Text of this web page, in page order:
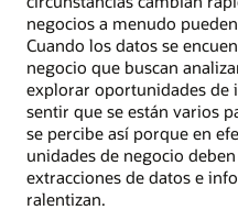
negocios a menudo
Cuando los datos se
negocio que buscan
explorar oportunidades de
sentir que se están varios
se percibe así porque en
unidades de negocio
extracciones de datos e
ralentizan.